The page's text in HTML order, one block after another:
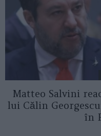
Matteo Salvini
lui Călin
în